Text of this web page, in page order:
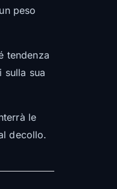
peso
tendenza
sulla sua
le
decollo.